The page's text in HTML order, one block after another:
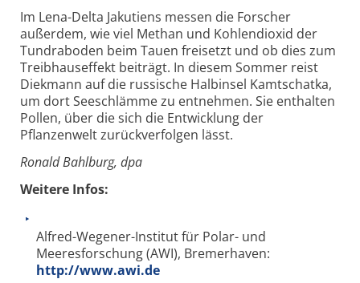
Im Lena-Delta Jakutiens messen die Forscher
außerdem, wie viel Methan und Kohlendioxid der
Tundraboden beim Tauen freisetzt und ob dies zum
Treibhauseffekt beiträgt. In diesem Sommer reist
Diekmann auf die russische Halbinsel Kamtschatka,
um dort Seeschlämme zu entnehmen. Sie enthalten
Pollen, über die sich die Entwicklung der
Pflanzenwelt zurückverfolgen lässt.
Ronald Bahlburg, dpa
Weitere Infos:
Alfred-Wegener-Institut für Polar- und
Meeresforschung (AWI), Bremerhaven:
http://www.awi.de